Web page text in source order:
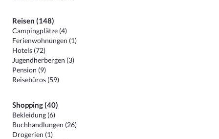
Reisen (148)
Campingplätze (4)
Ferienwohnungen (1)
Hotels (72)
Jugendherbergen (3)
Pension (9)
Reisebüros (59)
Shopping (40)
Bekleidung (6)
Buchhandlungen (26)
Drogerien (1)